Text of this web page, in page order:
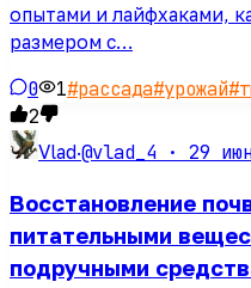
опытами и лайфхаками,
размером с…
0 1#рассада#урожай#
2
Vlad·@vlad_4 · 29
Восстановление
питательными
подручными